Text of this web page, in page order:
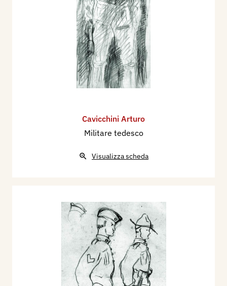
Cavicchini Arturo
Militare tedesco
Visualizza scheda